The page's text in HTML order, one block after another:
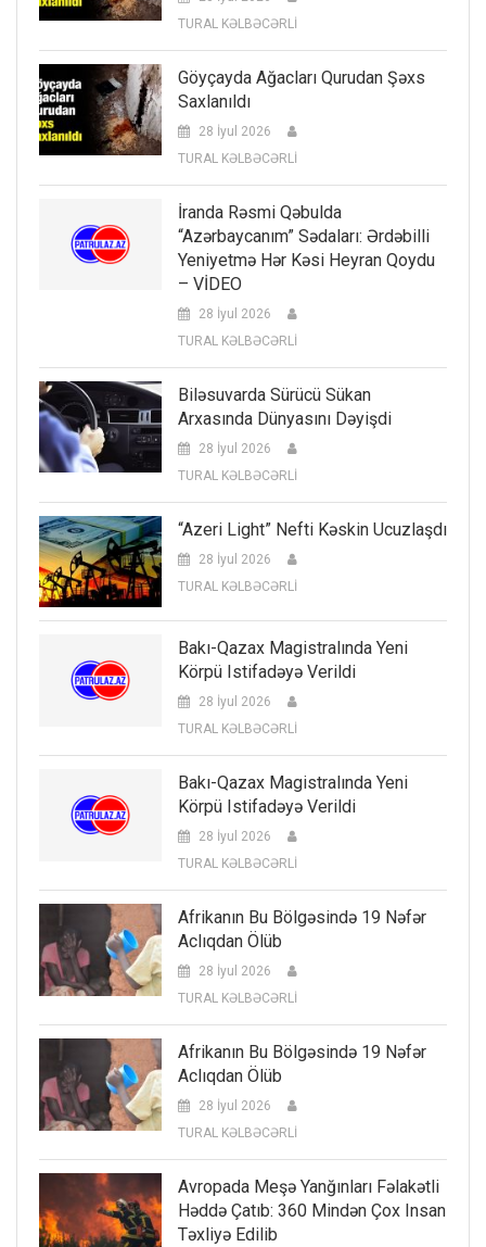
TURAL KƏLBƏCƏRLİ
Göyçayda Ağacları Qurudan Şəxs
Saxlanıldı
28 İyul 2026
TURAL KƏLBƏCƏRLİ
İranda Rəsmi Qəbulda
“Azərbaycanım” Sədaları: Ərdəbilli
Yeniyetmə Hər Kəsi Heyran Qoydu
– VİDEO
28 İyul 2026
TURAL KƏLBƏCƏRLİ
Biləsuvarda Sürücü Sükan
Arxasında Dünyasını Dəyişdi
28 İyul 2026
TURAL KƏLBƏCƏRLİ
“Azeri Light” Nefti Kəskin Ucuzlaşdı
28 İyul 2026
TURAL KƏLBƏCƏRLİ
Bakı-Qazax Magistralında Yeni
Körpü Istifadəyə Verildi
28 İyul 2026
TURAL KƏLBƏCƏRLİ
Bakı-Qazax Magistralında Yeni
Körpü Istifadəyə Verildi
28 İyul 2026
TURAL KƏLBƏCƏRLİ
Afrikanın Bu Bölgəsində 19 Nəfər
Aclıqdan Ölüb
28 İyul 2026
TURAL KƏLBƏCƏRLİ
Afrikanın Bu Bölgəsində 19 Nəfər
Aclıqdan Ölüb
28 İyul 2026
TURAL KƏLBƏCƏRLİ
Avropada Meşə Yanğınları Fəlakətli
Həddə Çatıb: 360 Mindən Çox Insan
Təxliyə Edilib